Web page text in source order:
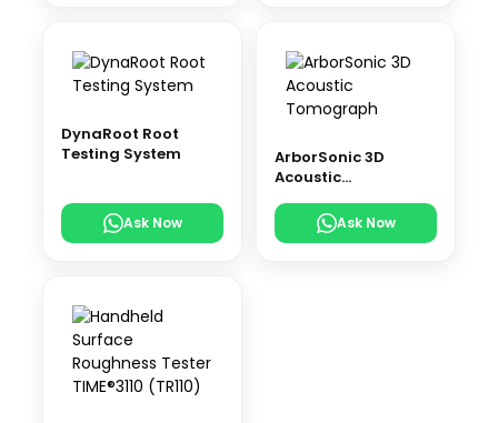
DynaRoot Root
Testing System
Ask Now
ArborSonic 3D
Acoustic
Ask Now